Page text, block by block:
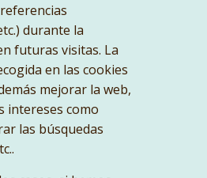
durante la
futuras visitas. La
en las cookies
mejorar la web,
intereses como
las búsquedas